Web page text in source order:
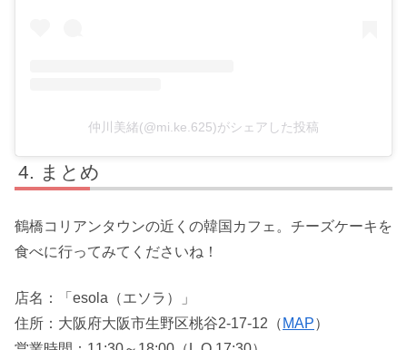
仲川美緒(@mi.ke.625)がシェアした投稿
まとめ
鶴橋コリアンタウンの近くの韓国カフェ。チーズケーキを
食べに行ってみてくださいね！
店名：「esola（エソラ）」
住所：大阪府大阪市生野区桃谷2-17-12（ MAP）